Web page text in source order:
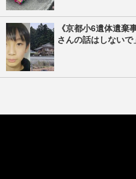
《京都小6遺体遺棄
さんの話はしない